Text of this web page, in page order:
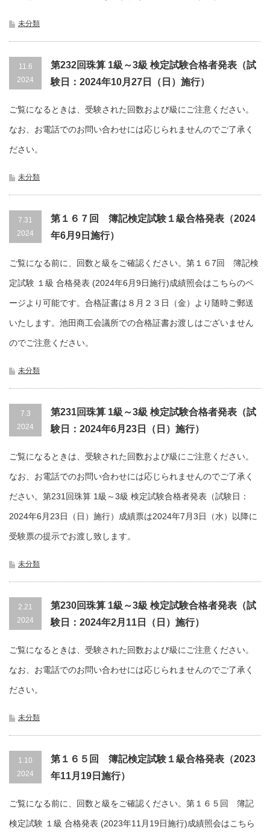
未分類
11.6
2024
第232回珠算 1級～3級 検定試験合格者発表（試
験日：2024年10月27日（日）施行）
ご覧になるときは、受験された回数および級にご注意ください。
なお、お電話でのお問い合わせには応じられませんのでご了承く
ださい。
未分類
7.31
2024
第１６７回 簿記検定試験１級合格発表（2024
年6月9日施行）
ご覧になる前に、回数と級をご確認ください。第１６7回 簿記検
定試験 １級 合格発表 (2024年6月9日施行)成績照会はこちらのペ
ージより可能です。合格証書は８月２３日（金）より随時ご郵送
いたします。池田商工会議所での合格証書お渡しはございません
のでご注意ください。
未分類
7.3
2024
第231回珠算 1級～3級 検定試験合格者発表（試
験日：2024年6月23日（日）施行）
ご覧になるときは、受験された回数および級にご注意ください。
なお、お電話でのお問い合わせには応じられませんのでご了承く
ださい。第231回珠算 1級～3級 検定試験合格者発表（試験日：
2024年6月23日（日）施行）成績票は2024年7月3日（水）以降に
受験票の提示でお渡し致します。
未分類
2.21
2024
第230回珠算 1級～3級 検定試験合格者発表（試
験日：2024年2月11日（日）施行）
ご覧になるときは、受験された回数および級にご注意ください。
なお、お電話でのお問い合わせには応じられませんのでご了承く
ださい。
未分類
1.10
2024
第１６５回 簿記検定試験１級合格発表（2023
年11月19日施行）
ご覧になる前に、回数と級をご確認ください。第１６５回 簿記
検定試験 １級 合格発表 (2023年11月19日施行)成績照会はこちら